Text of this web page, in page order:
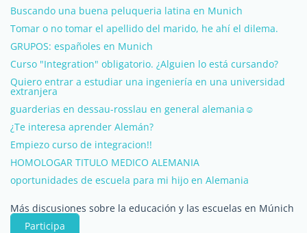
Buscando una buena peluqueria latina en Munich
Tomar o no tomar el apellido del marido, he ahí el dilema.
GRUPOS: españoles en Munich
Curso "Integration" obligatorio. ¿Alguien lo está cursando?
Quiero entrar a estudiar una ingeniería en una universidad
extranjera
guarderias en dessau-rosslau en general alemania☺
¿Te interesa aprender Alemán?
Empiezo curso de integracion!!
HOMOLOGAR TITULO MEDICO ALEMANIA
oportunidades de escuela para mi hijo en Alemania
Más discusiones sobre la educación y las escuelas en Múnich
Participa